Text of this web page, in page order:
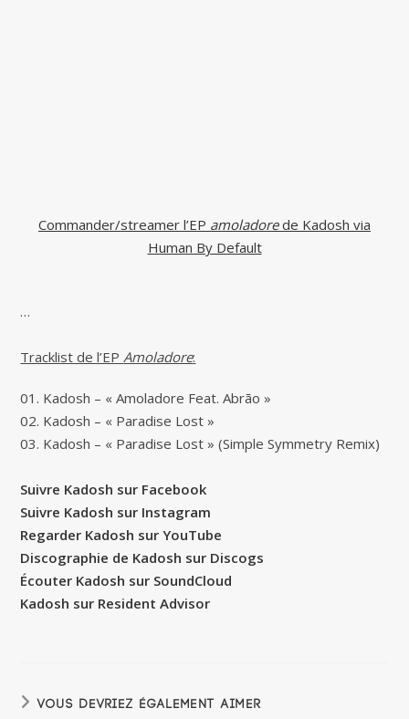
Commander/streamer l’EP amoladorede Kadosh via
Human By Default
…
Tracklist de l’EPAmoladore:
01. Kadosh – « Amoladore Feat. Abrão »
02. Kadosh – « Paradise Lost »
03. Kadosh – « Paradise Lost » (Simple Symmetry Remix)
Suivre Kadosh sur Facebook
Suivre Kadosh sur Instagram
Regarder Kadosh sur YouTube
Discographie de Kadosh sur Discogs
Écouter Kadosh sur SoundCloud
Kadosh sur Resident Advisor
VOUS DEVRIEZ ÉGALEMENT AIMER